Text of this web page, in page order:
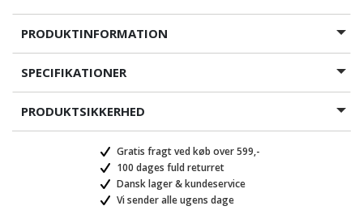
PRODUKTINFORMATION
SPECIFIKATIONER
PRODUKTSIKKERHED
Gratis fragt ved køb over 599,-
100 dages fuld returret
Dansk lager & kundeservice
Vi sender alle ugens dage